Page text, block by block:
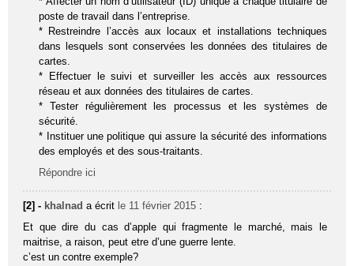
poste de travail dans l’entreprise.
* Restreindre l’accès aux locaux et installations techniques
dans lesquels sont conservées les données des titulaires de
cartes.
* Effectuer le suivi et surveiller les accès aux ressources
réseau et aux données des titulaires de cartes.
* Tester régulièrement les processus et les systèmes de
sécurité.
* Instituer une politique qui assure la sécurité des informations
des employés et des sous-traitants.
Répondre ici
[2] - khalnad a écrit le 11 février 2015 :
Et que dire du cas d’apple qui fragmente le marché, mais le
maitrise, a raison, peut etre d’une guerre lente.
c’est un contre exemple?